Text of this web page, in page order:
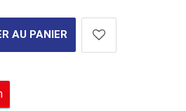
AU PANIER